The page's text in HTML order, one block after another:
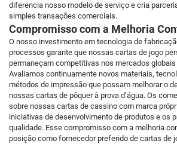
diferencia nosso modelo de serviço e cria
simples transações comerciais.
Compromisso com a Melhoria
O nosso investimento em tecnologia de
processos garante que nossas cartas de jogo
permaneçam competitivas nos mercados
Avaliamos continuamente novos materiais,
métodos de impressão que possam melhorar o
nossas cartas de pôquer à prova d’água. Os
sobre nossas cartas de cassino com marca
iniciativas de desenvolvimento de produtos e os
qualidade. Esse compromisso com a melhoria
posição como fornecedor preferido de cartas de